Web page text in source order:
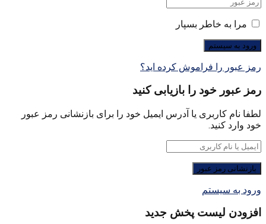
مرا به خاطر بسپار
رمز عبور را فراموش کرده اید؟
رمز عبور خود را بازیابی کنید
لطفا نام کاربری یا آدرس ایمیل خود را برای بازنشانی رمز عبور
خود وارد کنید.
ورود به سیستم
افزودن لیست پخش جدید